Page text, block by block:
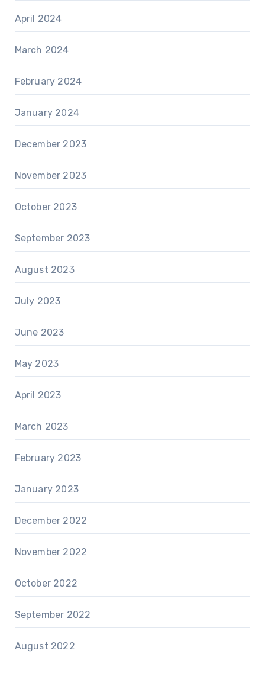
April 2024
March 2024
February 2024
January 2024
December 2023
November 2023
October 2023
September 2023
August 2023
July 2023
June 2023
May 2023
April 2023
March 2023
February 2023
January 2023
December 2022
November 2022
October 2022
September 2022
August 2022